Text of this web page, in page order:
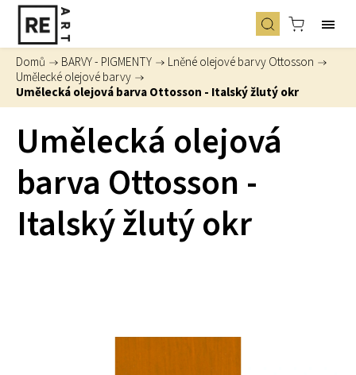
Domů / BARVY - PIGMENTY / Lněné olejové barvy Ottosson /
Umělecké olejové barvy /
Umělecká olejová barva Ottosson - Italský žlutý okr
Umělecká olejová
barva Ottosson -
Italský žlutý okr